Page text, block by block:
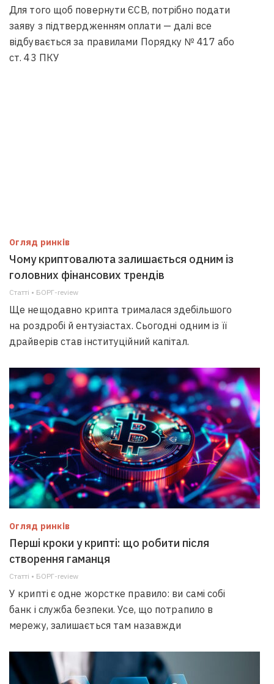
Для того щоб повернути ЄСВ, потрібно подати
заяву з підтвердженням оплати — далі все
відбувається за правилами Порядку № 417 або
ст. 43 ПКУ
Огляд ринків
Чому криптовалюта залишається одним із
головних фінансових трендів
Статті • БОРГ-review
Ще нещодавно крипта трималася здебільшого
на роздробі й ентузіастах. Сьогодні одним із її
драйверів став інституційний капітал.
Огляд ринків
Перші кроки у крипті: що робити після
створення гаманця
Статті • БОРГ-review
У крипті є одне жорстке правило: ви самі собі
банк і служба безпеки. Усе, що потрапило в
мережу, залишається там назавжди